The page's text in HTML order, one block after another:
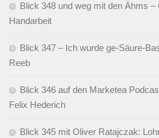
Blick 348 und weg mit den Ähms –
Handarbeit
Blick 347 – Ich wurde ge-Säure-
Reeb
Blick 346 auf den Marketea
Felix Hederich
Blick 345 mit Oliver Ratajczak: